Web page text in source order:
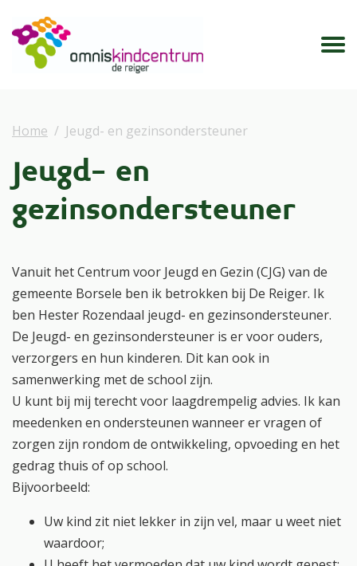
Home Jeugd- en gezinsondersteuner
Jeugd- en
gezinsondersteuner
Vanuit het Centrum voor Jeugd en Gezin (CJG) van de
gemeente Borsele ben ik betrokken bij De Reiger. Ik
ben Hester Rozendaal jeugd- en gezinsondersteuner.
De Jeugd- en gezinsondersteuner is er voor ouders,
verzorgers en hun kinderen. Dit kan ook in
samenwerking met de school zijn.
U kunt bij mij terecht voor laagdrempelig advies. Ik kan
meedenken en ondersteunen wanneer er vragen of
zorgen zijn rondom de ontwikkeling, opvoeding en het
gedrag thuis of op school.
Bijvoorbeeld:
Uw kind zit niet lekker in zijn vel, maar u weet niet
waardoor;